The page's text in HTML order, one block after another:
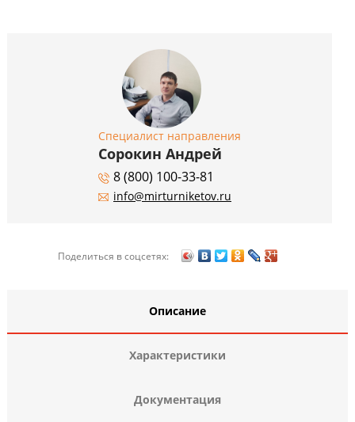
Специалист направления
Сорокин Андрей
8 (800) 100-33-81
info@mirturniketov.ru
Поделиться в соцсетях:
Описание
Характеристики
Документация